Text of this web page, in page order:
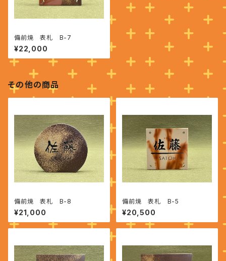
備前焼 表札 B-7
¥22,000
その他の商品
備前焼 表札 B-8
¥21,000
備前焼 表札 B-5
¥20,500